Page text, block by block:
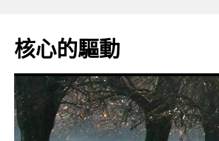
主
要
核心的驅動